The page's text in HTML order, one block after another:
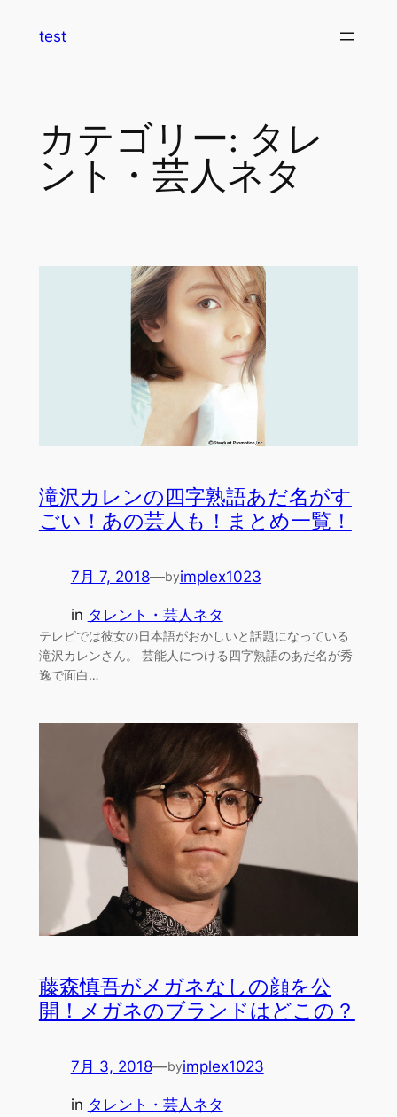
test
カテゴリー: タレ
ント・芸人ネタ
滝沢カレンの四字熟語あだ名がす
ごい！あの芸人も！まとめ一覧！
7月 7, 2018—byimplex1023
in タレント・芸人ネタ
テレビでは彼女の日本語がおかしいと話題になっている
滝沢カレンさん。 芸能人につける四字熟語のあだ名が秀
逸で面白…
藤森慎吾がメガネなしの顔を公
開！メガネのブランドはどこの？
7月 3, 2018—byimplex1023
in タレント・芸人ネタ